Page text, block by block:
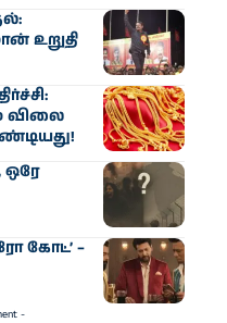
உறுதி
விலை
கோட்’ –
-